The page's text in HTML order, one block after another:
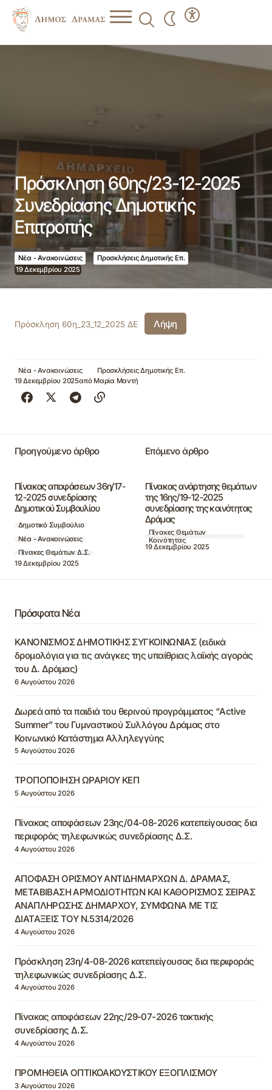
Πρόσκληση 60ης/23-12-2025 Συνεδρίασης Δημοτικής
Πρόσκληση 60ης/23-12-2025
Συνεδρίασης Δημοτικής
Επιτροπής
Νέα - Ανακοινώσεις
Προσκλήσεις Δημοτικής Επ.
19 Δεκεμβρίου 2025
Πρόσκληση 60η_23_12_2025 ΔΕ Λήψη
Νέα - Ανακοινώσεις
Προσκλήσεις Δημοτικής Επ.
19 Δεκεμβρίου 2025από Μαρία Μαντή
Προηγούμενο άρθρο
Πίνακας αποφάσεων 36η/17-
12-2025 συνεδρίασης
Δημοτικού Συμβουλίου
Δημοτικό Συμβούλιο
Νέα - Ανακοινώσεις
Πίνακες Θεμάτων Δ.Σ.
19 Δεκεμβρίου 2025
Επόμενο άρθρο
Πίνακας ανάρτησης θεμάτων
της 16ης/19-12-2025
συνεδρίασης της κοινότητας
Δράμας
Πίνακες Θεμάτων
Κοινότητας
19 Δεκεμβρίου 2025
Πρόσφατα Νέα
ΚΑΝΟΝΙΣΜΟΣ ΔΗΜΟΤΙΚΗΣ ΣΥΓΚΟΙΝΩΝΙΑΣ (ειδικά
δρομολόγια για τις ανάγκες της υπαίθριας λαϊκής αγοράς
του Δ. Δράμας)
6 Αυγούστου 2026
Δωρεά από τα παιδιά του θερινού προγράμματος “Active
Summer” του Γυμναστικού Συλλόγου Δράμας στο
Κοινωνικό Κατάστημα Αλληλεγγύης
5 Αυγούστου 2026
ΤΡΟΠΟΠΟΙΗΣΗ ΩΡΑΡΙΟΥ ΚΕΠ
5 Αυγούστου 2026
Πίνακας αποφάσεων 23ης/04-08-2026 κατεπείγουσας δια
περιφοράς τηλεφωνικώς συνεδρίασης Δ.Σ.
4 Αυγούστου 2026
ΑΠΟΦΑΣΗ ΟΡΙΣΜΟΥ ΑΝΤΙΔΗΜΑΡΧΩΝ Δ. ΔΡΑΜΑΣ,
ΜΕΤΑΒΙΒΑΣΗ ΑΡΜΟΔΙΟΤΗΤΩΝ ΚΑΙ ΚΑΘΟΡΙΣΜΟΣ ΣΕΙΡΑΣ
ΑΝΑΠΛΗΡΩΣΗΣ ΔΗΜΑΡΧΟΥ, ΣΥΜΦΩΝΑ ΜΕ ΤΙΣ
ΔΙΑΤΑΞΕΙΣ ΤΟΥ Ν.5314/2026
4 Αυγούστου 2026
Πρόσκληση 23η/4-08-2026 κατεπείγουσας δια περιφοράς
τηλεφωνικώς συνεδρίασης Δ.Σ.
4 Αυγούστου 2026
Πίνακας αποφάσεων 22ης/29-07-2026 τακτικής
συνεδρίασης Δ.Σ.
4 Αυγούστου 2026
ΠΡΟΜΗΘΕΙΑ ΟΠΤΙΚΟΑΚΟΥΣΤΙΚΟΥ ΕΞΟΠΛΙΣΜΟΥ
3 Αυγούστου 2026